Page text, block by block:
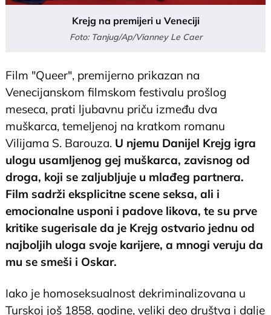
Krejg na premijeri u Veneciji
Foto: Tanjug/Ap/Vianney Le Caer
Film "Queer", premijerno prikazan na
Venecijanskom filmskom festivalu prošlog
meseca, prati ljubavnu priču između dva
muškarca, temeljenoj na kratkom romanu
Vilijama S. Barouza. U njemu Danijel Krejg igra
ulogu usamljenog gej muškarca, zavisnog od
droga, koji se zaljubljuje u mlađeg partnera.
Film sadrži eksplicitne scene seksa, ali i
emocionalne usponi i padove likova, te su prve
kritike sugerisale da je Krejg ostvario jednu od
najboljih uloga svoje karijere, a mnogi veruju da
mu se smeši i Oskar.
Iako je homoseksualnost dekriminalizovana u
Turskoj još 1858. godine, veliki deo društva i dalje